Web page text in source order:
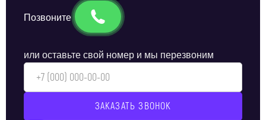
Позвоните
или оставьте свой номер и мы перезвоним